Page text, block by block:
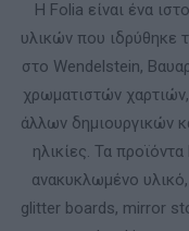
Η Folia είναι ένα
υλικών που ιδρύθηκε
στο Wendelstein,
χρωματιστών
άλλων δημιουργικών
ηλικίες. Τα
ανακυκλωμένο
glitter boards, mirror